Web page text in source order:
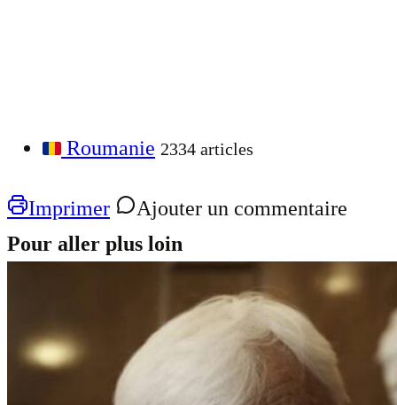
Roumanie 2334 articles
Imprimer
Ajouter un commentaire
Pour aller plus loin